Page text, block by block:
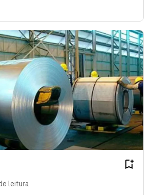
leitura